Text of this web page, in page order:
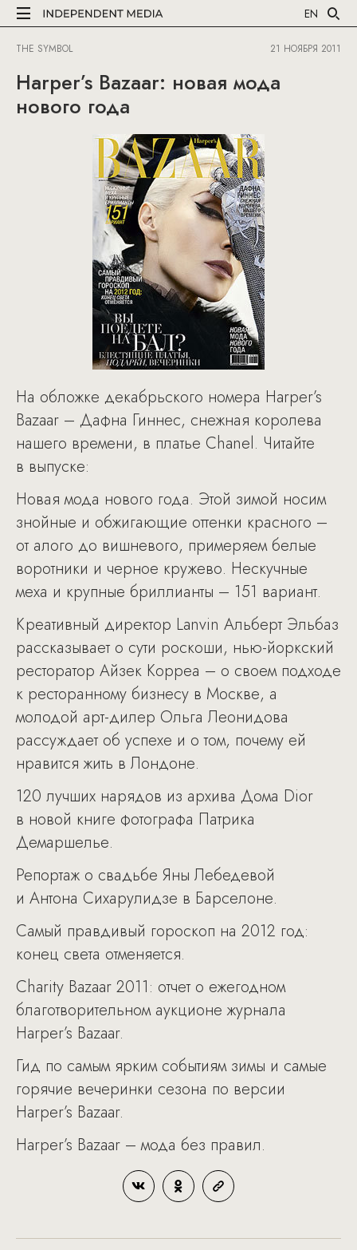
EN
THE SYMBOL 21 НОЯБРЯ 2011
Harper’s Bazaar: новая мода
нового года
На обложке декабрьского номера Harper’s
Bazaar – Дафна Гиннес, снежная королева
нашего времени, в платье Chanel. Читайте
в выпуске:
Новая мода нового года. Этой зимой носим
знойные и обжигающие оттенки красного –
от алого до вишневого, примеряем белые
воротники и черное кружево. Нескучные
меха и крупные бриллианты – 151 вариант.
Креативный директор Lanvin Альберт Эльбаз
рассказывает о сути роскоши, нью-йоркский
ресторатор Айзек Корреа – о своем подходе
к ресторанному бизнесу в Москве, а
молодой арт-дилер Ольга Леонидова
рассуждает об успехе и о том, почему ей
нравится жить в Лондоне.
120 лучших нарядов из архива Дома Dior
в новой книге фотографа Патрика
Демаршелье.
Репортаж о свадьбе Яны Лебедевой
и Антона Сихарулидзе в Барселоне.
Самый правдивый гороскоп на 2012 год:
конец света отменяется.
Charity Bazaar 2011: отчет о ежегодном
благотворительном аукционе журнала
Harper’s Bazaar.
Гид по самым ярким событиям зимы и самые
горячие вечеринки сезона по версии
Harper’s Bazaar.
Harper’s Bazaar – мода без правил.